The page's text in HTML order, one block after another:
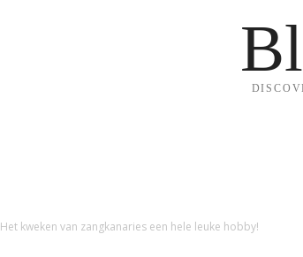
Het kweken van zangkanaries een hele leuke hobby!